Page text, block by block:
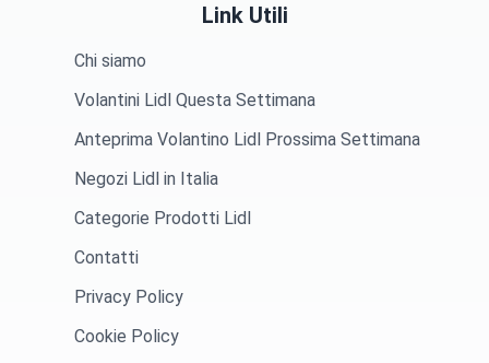
Link Utili
Chi siamo
Volantini Lidl Questa Settimana
Anteprima Volantino Lidl Prossima Settimana
Negozi Lidl in Italia
Categorie Prodotti Lidl
Contatti
Privacy Policy
Cookie Policy